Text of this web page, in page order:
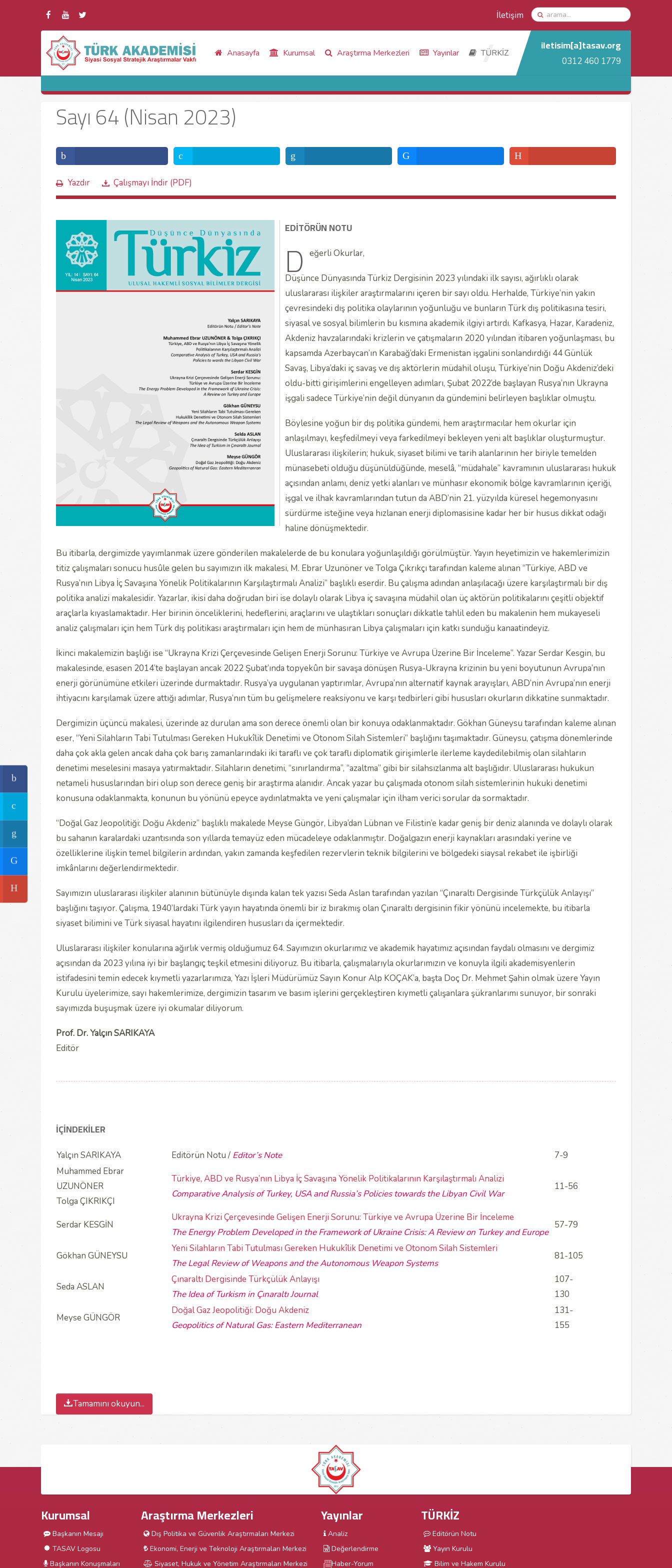
İletişim
Anasayfa Kurumsal Araştırma Merkezleri Yayınlar TÜRKİZ iletisim[a]tasav.org
0312 460 1779
Sayı 64 (Nisan 2023)
Yazdır Çalışmayı İndir (PDF)
EDİTÖRÜN NOTU
D eğerli Okurlar,
Düşünce Dünyasında Türkiz Dergisinin 2023 yılındaki ilk sayısı, ağırlıklı olarak
uluslararası ilişkiler araştırmalarını içeren bir sayı oldu. Herhalde, Türkiye’nin yakın
çevresindeki dış politika olaylarının yoğunluğu ve bunların Türk dış politikasına tesiri,
siyasal ve sosyal bilimlerin bu kısmına akademik ilgiyi artırdı. Kafkasya, Hazar, Karadeniz,
Akdeniz havzalarındaki krizlerin ve çatışmaların 2020 yılından itibaren yoğunlaşması, bu
kapsamda Azerbaycan’ın Karabağ’daki Ermenistan işgalini sonlandırdığı 44 Günlük
Savaş, Libya’daki iç savaş ve dış aktörlerin müdahil oluşu, Türkiye’nin Doğu Akdeniz’deki
oldu-bitti girişimlerini engelleyen adımları, Şubat 2022’de başlayan Rusya’nın Ukrayna
işgali sadece Türkiye’nin değil dünyanın da gündemini belirleyen başlıklar olmuştu.
Böylesine yoğun bir dış politika gündemi, hem araştırmacılar hem okurlar için
anlaşılmayı, keşfedilmeyi veya farkedilmeyi bekleyen yeni alt başlıklar oluşturmuştur.
Uluslararası ilişkilerin; hukuk, siyaset bilimi ve tarih alanlarının her biriyle temelden
münasebeti olduğu düşünüldüğünde, meselâ, “müdahale” kavramının uluslararası hukuk
açısından anlamı, deniz yetki alanları ve münhasır ekonomik bölge kavramlarının içeriği,
işgal ve ilhak kavramlarından tutun da ABD’nin 21. yüzyılda küresel hegemonyasını
sürdürme isteğine veya hızlanan enerji diplomasisine kadar her bir husus dikkat odağı
haline dönüşmektedir.
Bu itibarla, dergimizde yayımlanmak üzere gönderilen makalelerde de bu konulara yoğunlaşıldığı görülmüştür. Yayın heyetimizin ve hakemlerimizin
titiz çalışmaları sonucu husûle gelen bu sayımızın ilk makalesi, M. Ebrar Uzunöner ve Tolga Çıkrıkçı tarafından kaleme alınan “Türkiye, ABD ve
Rusya’nın Libya İç Savaşına Yönelik Politikalarının Karşılaştırmalı Analizi” başlıklı eserdir. Bu çalışma adından anlaşılacağı üzere karşılaştırmalı bir dış
politika analizi makalesidir. Yazarlar, ikisi daha doğrudan biri ise dolaylı olarak Libya iç savaşına müdahil olan üç aktörün politikalarını çeşitli objektif
araçlarla kıyaslamaktadır. Her birinin önceliklerini, hedeflerini, araçlarını ve ulaştıkları sonuçları dikkatle tahlil eden bu makalenin hem mukayeseli
analiz çalışmaları için hem Türk dış politikası araştırmaları için hem de münhasıran Libya çalışmaları için katkı sunduğu kanaatindeyiz.
İkinci makalemizin başlığı ise “Ukrayna Krizi Çerçevesinde Gelişen Enerji Sorunu: Türkiye ve Avrupa Üzerine Bir İnceleme”. Yazar Serdar Kesgin, bu
makalesinde, esasen 2014’te başlayan ancak 2022 Şubat’ında topyekûn bir savaşa dönüşen Rusya-Ukrayna krizinin bu yeni boyutunun Avrupa’nın
enerji görünümüne etkileri üzerinde durmaktadır. Rusya’ya uygulanan yaptırımlar, Avrupa’nın alternatif kaynak arayışları, ABD’nin Avrupa’nın enerji
ihtiyacını karşılamak üzere attığı adımlar, Rusya’nın tüm bu gelişmelere reaksiyonu ve karşı tedbirleri gibi hususları okurların dikkatine sunmaktadır.
Dergimizin üçüncü makalesi, üzerinde az durulan ama son derece önemli olan bir konuya odaklanmaktadır. Gökhan Güneysu tarafından kaleme alınan
eser, “Yeni Silahların Tabi Tutulması Gereken Hukukîlik Denetimi ve Otonom Silah Sistemleri” başlığını taşımaktadır. Güneysu, çatışma dönemlerinde
daha çok akla gelen ancak daha çok barış zamanlarındaki iki taraflı ve çok taraflı diplomatik girişimlerle ilerleme kaydedilebilmiş olan silahların
denetimi meselesini masaya yatırmaktadır. Silahların denetimi, “sınırlandırma”, “azaltma” gibi bir silahsızlanma alt başlığıdır. Uluslararası hukukun
netameli hususlarından biri olup son derece geniş bir araştırma alanıdır. Ancak yazar bu çalışmada otonom silah sistemlerinin hukuki denetimi
konusuna odaklanmakta, konunun bu yönünü epeyce aydınlatmakta ve yeni çalışmalar için ilham verici sorular da sormaktadır.
“Doğal Gaz Jeopolitiği: Doğu Akdeniz” başlıklı makalede Meyse Güngör, Libya’dan Lübnan ve Filistin’e kadar geniş bir deniz alanında ve dolaylı olarak
bu sahanın karalardaki uzantısında son yıllarda temayüz eden mücadeleye odaklanmıştır. Doğalgazın enerji kaynakları arasındaki yerine ve
özelliklerine ilişkin temel bilgilerin ardından, yakın zamanda keşfedilen rezervlerin teknik bilgilerini ve bölgedeki siaysal rekabet ile işbirliği
imkânlarını değerlendirmektedir.
Sayımızın uluslararası ilişkiler alanının bütünüyle dışında kalan tek yazısı Seda Aslan tarafından yazılan “Çınaraltı Dergisinde Türkçülük Anlayışı”
başlığını taşıyor. Çalışma, 1940’lardaki Türk yayın hayatında önemli bir iz bırakmış olan Çınaraltı dergisinin fikir yönünü incelemekte, bu itibarla
siyaset bilimini ve Türk siyasal hayatını ilgilendiren hususları da içermektedir.
Uluslararası ilişkiler konularına ağırlık vermiş olduğumuz 64. Sayımızın okurlarımız ve akademik hayatımız açısından faydalı olmasını ve dergimiz
açısından da 2023 yılına iyi bir başlangıç teşkil etmesini diliyoruz. Bu itibarla, çalışmalarıyla okurlarımızın ve konuyla ilgili akademisyenlerin
istifadesini temin edecek kıymetli yazarlarımıza, Yazı İşleri Müdürümüz Sayın Konur Alp KOÇAK’a, başta Doç Dr. Mehmet Şahin olmak üzere Yayın
Kurulu üyelerimize, sayı hakemlerimize, dergimizin tasarım ve basım işlerini gerçekleştiren kıymetli çalışanlara şükranlarımı sunuyor, bir sonraki
sayımızda buşuşmak üzere iyi okumalar diliyorum.
Prof. Dr. Yalçın SARIKAYA
Editör
İÇİNDEKİLER
Yalçın SARIKAYA Editörün Notu / Editor’s Note
7-9
Muhammed Ebrar
UZUNÖNER
Tolga ÇIKRIKÇI
Türkiye, ABD ve Rusya’nın Libya İç Savaşına Yönelik Politikalarının Karşılaştırmalı Analizi
Comparative Analysis of Turkey, USA and Russia’s Policies towards the Libyan Civil War
11-56
Serdar KESGİN
Ukrayna Krizi Çerçevesinde Gelişen Enerji Sorunu: Türkiye ve Avrupa Üzerine Bir İnceleme
The Energy Problem Developed in the Framework of Ukraine Crisis: A Review on Turkey and Europe
57-79
Gökhan GÜNEYSU
Yeni Silahların Tabi Tutulması Gereken Hukukîlik Denetimi ve Otonom Silah Sistemleri
The Legal Review of Weapons and the Autonomous Weapon Systems
81-105
Seda ASLAN
Çınaraltı Dergisinde Türkçülük Anlayışı
The Idea of Turkism in Çınaraltı Journal
107-
130
Meyse GÜNGÖR
Doğal Gaz Jeopolitiği: Doğu Akdeniz
Geopolitics of Natural Gas: Eastern Mediterranean
131-
155
Tamamını okuyun...
Kurumsal
Başkanın Mesajı
TASAV Logosu
Başkanın Konuşmaları
Araştırma Merkezleri
Dış Politika ve Güvenlik Araştırmaları Merkezi
Ekonomi, Enerji ve Teknoloji Araştırmaları Merkezi
Siyaset, Hukuk ve Yönetim Araştırmaları Merkezi
Yayınlar
Analiz
Değerlendirme
Haber-Yorum
TÜRKİZ
Editörün Notu
Yayın Kurulu
Bilim ve Hakem Kurulu